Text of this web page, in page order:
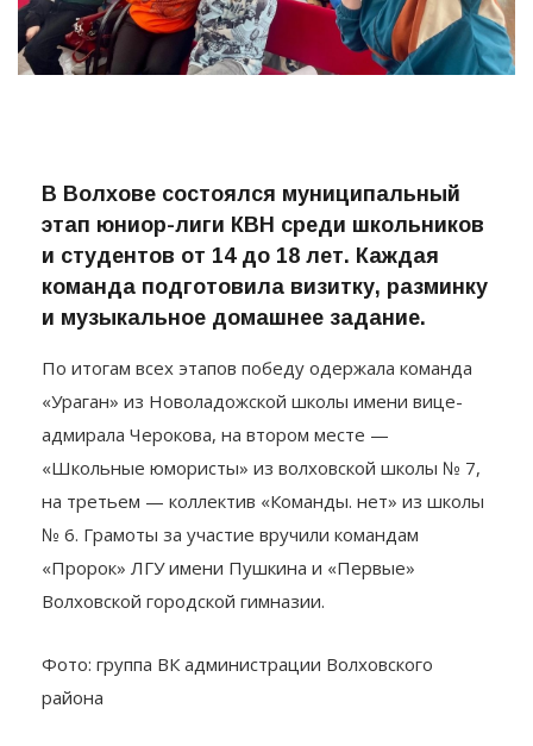
В Волхове состоялся муниципальный
этап юниор-лиги КВН среди школьников
и студентов от 14 до 18 лет. Каждая
команда подготовила визитку, разминку
и музыкальное домашнее задание.
По итогам всех этапов победу одержала команда
«Ураган» из Новоладожской школы имени вице-
адмирала Черокова, на втором месте —
«Школьные юмористы» из волховской школы № 7,
на третьем — коллектив «Команды. нет» из школы
№ 6. Грамоты за участие вручили командам
«Пророк» ЛГУ имени Пушкина и «Первые»
Волховской городской гимназии.
Фото: группа ВК администрации Волховского
района